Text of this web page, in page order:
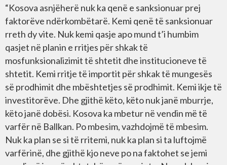
“Kosova asnjëherë nuk ka qenë e sanksionuar prej
faktorëve ndërkombëtarë. Kemi qenë të sanksionuar
rreth dy vite. Nuk kemi qasje apo mund t’i humbim
qasjet në planin e rritjes për shkak të
mosfunksionalizimit të shtetit dhe institucioneve të
shtetit. Kemi rritje të importit për shkak të mungesës
së prodhimit dhe mbështetjes së prodhimit. Kemi ikje të
investitorëve. Dhe gjithë këto, këto nuk janë mburrje,
këto janë dobësi. Kosova ka mbetur në vendin më të
varfër në Ballkan. Po mbesim, vazhdojmë të mbesim.
Nuk ka plan se si të rritemi, nuk ka plan si ta luftojmë
varfërinë, dhe gjithë kjo neve po na faktohet se jemi